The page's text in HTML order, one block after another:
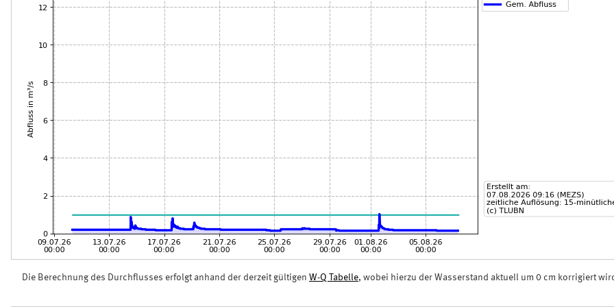
Die Berechnung des Durchflusses erfolgt anhand der derzeit gültigen W-Q Tabelle, wobei hierzu der Wasserstand aktuell um 0 cm korrigiert